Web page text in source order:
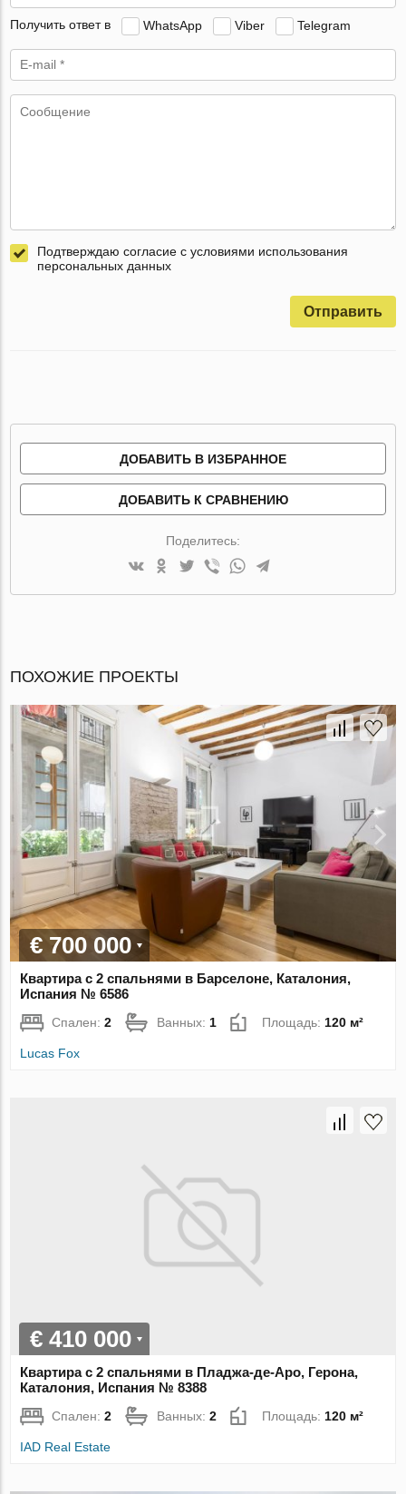
Получить ответ в WhatsApp Viber Telegram
Подтверждаю согласие с условиями использования
персональных данных
Отправить
ДОБАВИТЬ В ИЗБРАННОЕ
ДОБАВИТЬ К СРАВНЕНИЮ
Поделитесь:
ПОХОЖИЕ ПРОЕКТЫ
€ 700 000
Квартира с 2 спальнями в Барселоне, Каталония,
Испания № 6586
Спален:2 Ванных:1 Площадь:120 м²
Lucas Fox
€ 410 000
Квартира с 2 спальнями в Пладжа-де-Аро, Герона,
Каталония, Испания № 8388
Спален:2 Ванных:2 Площадь: 120 м²
IAD Real Estate